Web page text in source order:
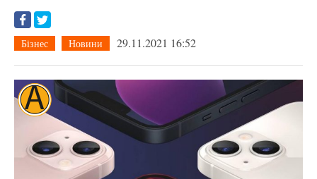
КОНТАКТИ
Бізнес Новини 29.11.2021 16:52